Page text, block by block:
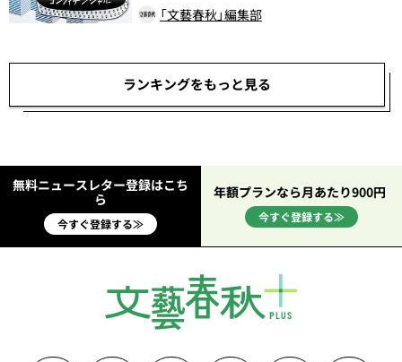
「文藝春秋」編集部
ランキングをもっと見る
無料ニュースレター登録はこち
ら
今すぐ登録する≫
年額プランなら月あたり900円
今すぐ登録する≫